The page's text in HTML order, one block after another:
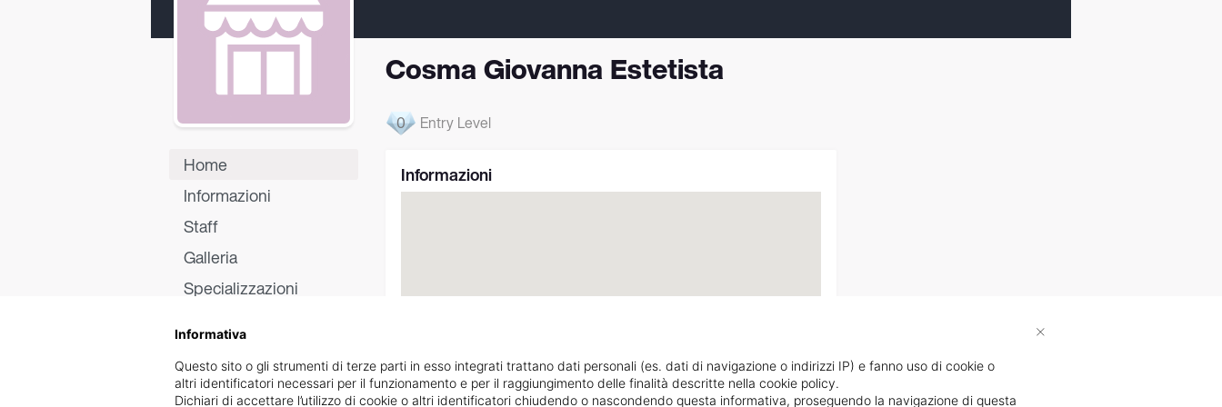
Home
Informazioni
Staff
Galleria
Specializzazioni
Cosma Giovanna Estetista
0 Entry Level
Informazioni
17, VIA MADONNA DELLE GRAZIE Indicazioni stradali
Informativa
Questo sito o gli strumenti di terze parti in esso integrati trattano dati personali (es. dati di navigazione o indirizzi IP) e fanno uso di cookie o
altri identificatori necessari per il funzionamento e per il raggiungimento delle finalità descritte nella cookie policy.
Dichiari di accettare l’utilizzo di cookie o altri identificatori chiudendo o nascondendo questa informativa, proseguendo la navigazione di questa
×